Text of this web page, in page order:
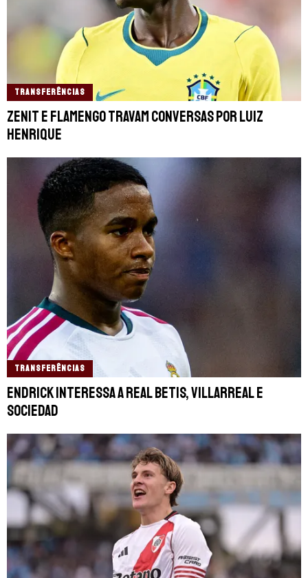
TRANSFERÊNCIAS
Zenit e Flamengo travam conversas por Luiz
Henrique
TRANSFERÊNCIAS
Endrick interessa a Real Betis, Villarreal e
Sociedad